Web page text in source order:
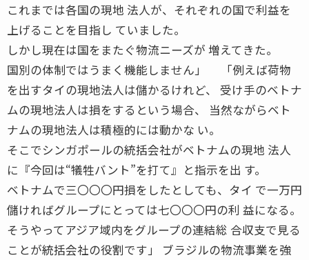
これまでは各国の現地 法人が、それぞれの国で利益を
上げることを目指し ていました。
しかし現在は国をまたぐ物流ニーズが 増えてきた。
国別の体制ではうまく機能しません」 「例えば荷物
を出すタイの現地法人は儲かるけれど、 受け手のベトナ
ムの現地法人は損をするという場合、 当然ながらベト
ナムの現地法人は積極的には動かな い。
そこでシンガポールの統括会社がベトナムの現地 法人
に『今回は“犠牲バント”を打て』と指示を出 す。
ベトナムで三〇〇〇円損をしたとしても、タイ で一万円
儲ければグループにとっては七〇〇〇円の利 益になる。
そうやってアジア域内をグループの連結総 合収支で見る
ことが統括会社の役割です」 ブラジルの物流事業を強